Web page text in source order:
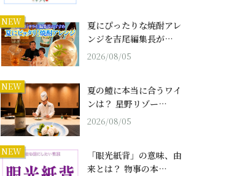
NEW
夏にぴったりな焼酎アレ
ンジを吉尾編集長が…
2026/08/05
NEW
夏の鱧に本当に合うワイ
ンは？ 星野リゾー…
2026/08/05
NEW
「眼光紙背」の意味、由
来とは？ 物事の本…